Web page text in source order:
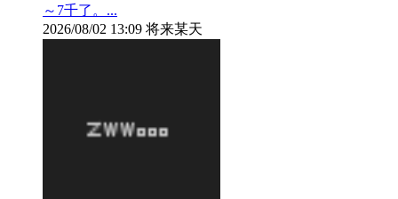
～7千了。...
2026/08/02 13:09 将来某天